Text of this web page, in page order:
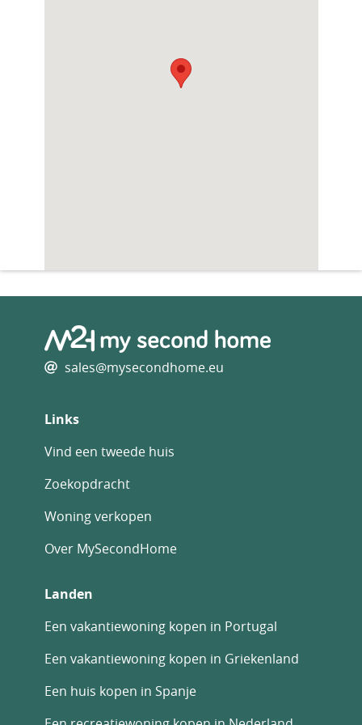
sales@mysecondhome.eu
Links
Vind een tweede huis
Zoekopdracht
Woning verkopen
Over MySecondHome
Landen
Een vakantiewoning kopen in Portugal
Een vakantiewoning kopen in Griekenland
Een huis kopen in Spanje